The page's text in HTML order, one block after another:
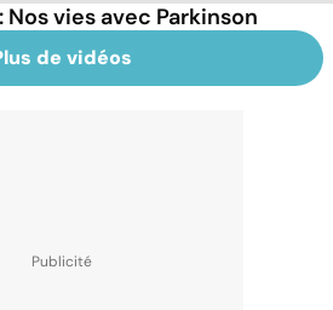
vies avec Parkinson
de vidéos